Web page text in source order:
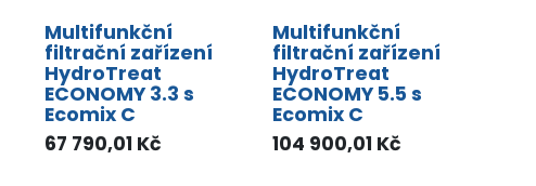
Multifunkční
filtrační zařízení
HydroTreat
ECONOMY 3.3 s
Ecomix C
67 790,01 Kč
Multifunkční
filtrační zařízení
HydroTreat
ECONOMY 5.5 s
Ecomix C
104 900,01 Kč